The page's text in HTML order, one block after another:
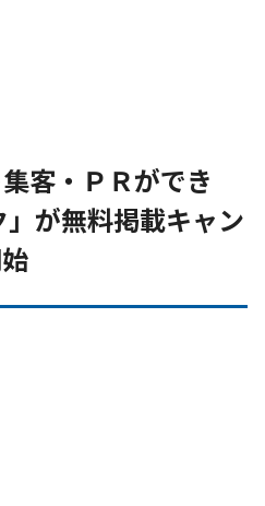
客・ＰＲができ
が無料掲載キャン